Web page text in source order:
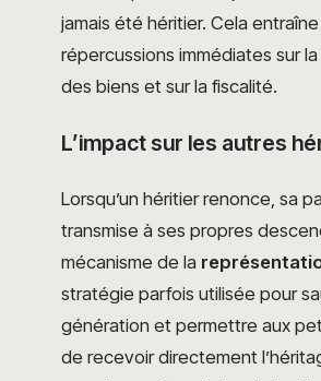
jamais été héritier. Cela
répercussions immédiates sur
des biens et sur la fiscalité.
L’impact sur les autres
Lorsqu’un héritier renonce, sa
transmise à ses propres
mécanisme de la
stratégie parfois utilisée pour
génération et permettre aux
de recevoir directement